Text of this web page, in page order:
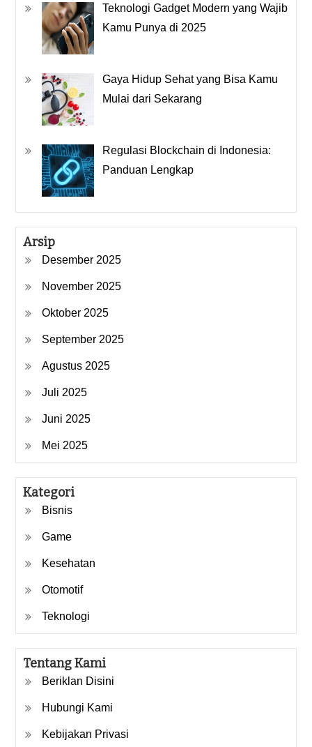
Teknologi Gadget Modern yang Wajib
Kamu Punya di 2025
Gaya Hidup Sehat yang Bisa Kamu
Mulai dari Sekarang
Regulasi Blockchain di Indonesia:
Panduan Lengkap
Arsip
Desember 2025
November 2025
Oktober 2025
September 2025
Agustus 2025
Juli 2025
Juni 2025
Mei 2025
Kategori
Bisnis
Game
Kesehatan
Otomotif
Teknologi
Tentang Kami
Beriklan Disini
Hubungi Kami
Kebijakan Privasi